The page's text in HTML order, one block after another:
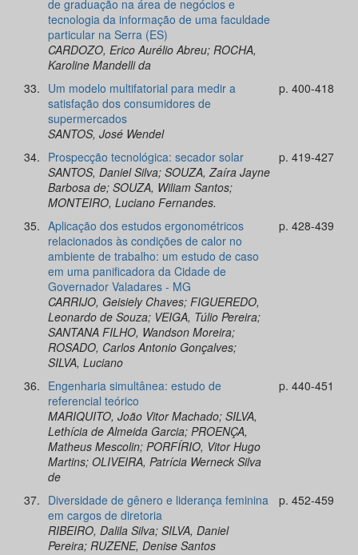
de graduação na área de negócios e
tecnologia da informação de uma faculdade
particular na Serra (ES)
CARDOZO, Erico Aurélio Abreu; ROCHA,
Karoline Mandelli da
33. Um modelo multifatorial para medir a
satisfação dos consumidores de
supermercados
SANTOS, José Wendel
p. 400-418
34. Prospecção tecnológica: secador solar
SANTOS, Daniel Silva; SOUZA, Zaíra Jayne
Barbosa de; SOUZA, Wiliam Santos;
MONTEIRO, Luciano Fernandes.
p. 419-427
35. Aplicação dos estudos ergonométricos
relacionados às condições de calor no
ambiente de trabalho: um estudo de caso
em uma panificadora da Cidade de
Governador Valadares - MG
CARRIJO, Geisiely Chaves; FIGUEREDO,
Leonardo de Souza; VEIGA, Túlio Pereira;
SANTANA FILHO, Wandson Moreira;
ROSADO, Carlos Antonio Gonçalves;
SILVA, Luciano
p. 428-439
36. Engenharia simultânea: estudo de
referencial teórico
MARIQUITO, João Vitor Machado; SILVA,
Lethícia de Almeida Garcia; PROENÇA,
Matheus Mescolin; PORFÍRIO, Vitor Hugo
Martins; OLIVEIRA, Patrícia Werneck Silva
de
p. 440-451
37. Diversidade de gênero e liderança feminina
em cargos de diretoria
RIBEIRO, Dalila Silva; SILVA, Daniel
Pereira; RUZENE, Denise Santos
p. 452-459